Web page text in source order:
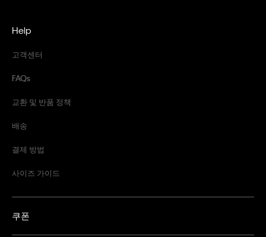
Help
고객센터
FAQs
교환 및 반품 정책
배송
결제 방법
사이즈 가이드
쿠폰